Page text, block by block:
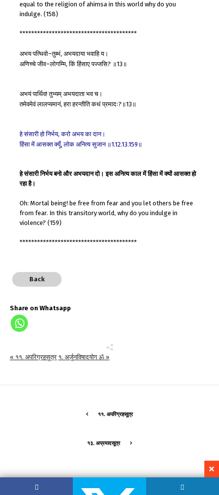
equal to the religion of ahimsa in this world why do you
indulge. (158)
****************************************
अभयपत्थिवो–तुब्भं, अभयदायाभवाहिय।
अणिच्चेजीव–लोगम्मि,किंहिंसाएपज्जसि? ॥13 ॥
अभयंपार्थिव!तुभ्यम्अभयदाताभवच।
तमेवमेवंलालप्यमानं,हराहरन्तीतिकथंप्रमादः? ॥13 ॥
हेसंसारीहोनिर्भय,करोअभयकादान।
हिंसामेंआसक्तक्यूँ,लोकअनित्यसुजान ॥1.12.13.159 ॥
हे संसारी निर्भय बनो और अभयदान दो। इस अनित्य काल में हिंसा में क्यों आसक्त हो
रहा है।
Oh: Mortal being! be free from fear and you let others be free
from fear. In this transitory world, why do you indulge in
violence? (159)
****************************************
Back
Share on Whatsapp
« ११. अपरिग्रहसूत्र १. अर्जुनविषादयोग ॐ »
११. अपरिग्रहसूत्र
१३. अप्रमादसूत्र